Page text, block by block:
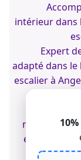
intérieur dans
Expert
adapté dans
escalier à
monte-
électrique